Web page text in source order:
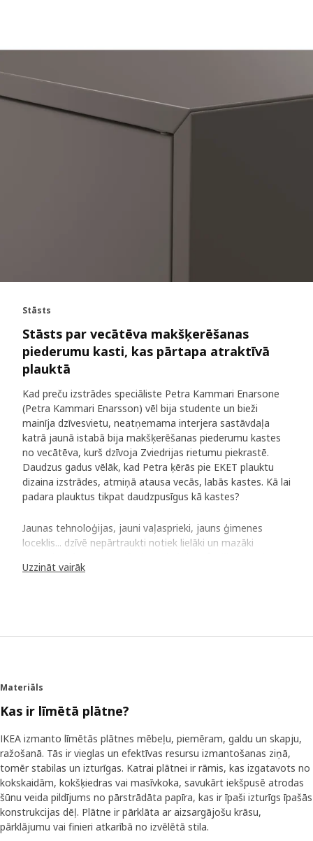
Stāsts
Stāsts par vecātēva makšķerēšanas
piederumu kasti, kas pārtapa atraktīvā
plauktā
Kad preču izstrādes speciāliste Petra Kammari Enarsone
(Petra Kammari Enarsson) vēl bija studente un bieži
mainīja dzīvesvietu, neatņemama interjera sastāvdaļa
katrā jaunā istabā bija makšķerēšanas piederumu kastes
no vecātēva, kurš dzīvoja Zviedrijas rietumu piekrastē.
Daudzus gadus vēlāk, kad Petra ķērās pie EKET plauktu
dizaina izstrādes, atmiņā atausa vecās, labās kastes. Kā lai
padara plauktus tikpat daudzpusīgus kā kastes?
Jaunas tehnoloģijas, jauni vaļasprieki, jauns ģimenes
loceklis... dzīvē nepārtraukti notiek lielāki un mazāki
uz mantu glabāšanas nepieciešamību. Petra Kammari
gultu dzīvojamā istabā, un meitenes mantas saliekot lādē
uz grīdas." Petra uzskata, ka tas ir labs piemērs mūsdienu
dzīves modelim, kad arvien vairāk cilvēku dzīvo nelielās
telpās un liela daļa dzīves notiek dzīvojamā istabā, kuru
vēlamies iekārtot reizē praktiski un skaisti.
Daudzpusīgas mēbeles arvien jaunām
vajadzībām
Šobrīd pasaulē izteikti ir vērojama tendence biežāk mainīt
dzīvesvietu, gluži kā Petra to darīja jaunībā. "Nelaime tāda,
Uzzināt vairāk
Materiāls
Kas ir līmētā plātne?
IKEA izmanto līmētās plātnes mēbeļu, piemēram, galdu un skapju,
ražošanā. Tās ir vieglas un efektīvas resursu izmantošanas ziņā,
tomēr stabilas un izturīgas. Katrai plātnei ir rāmis, kas izgatavots no
kokskaidām, kokšķiedras vai masīvkoka, savukārt iekšpusē atrodas
šūnu veida pildījums no pārstrādāta papīra, kas ir īpaši izturīgs īpašās
konstrukcijas dēļ. Plātne ir pārklāta ar aizsargājošu krāsu,
pārklājumu vai finieri atkarībā no izvēlētā stila.